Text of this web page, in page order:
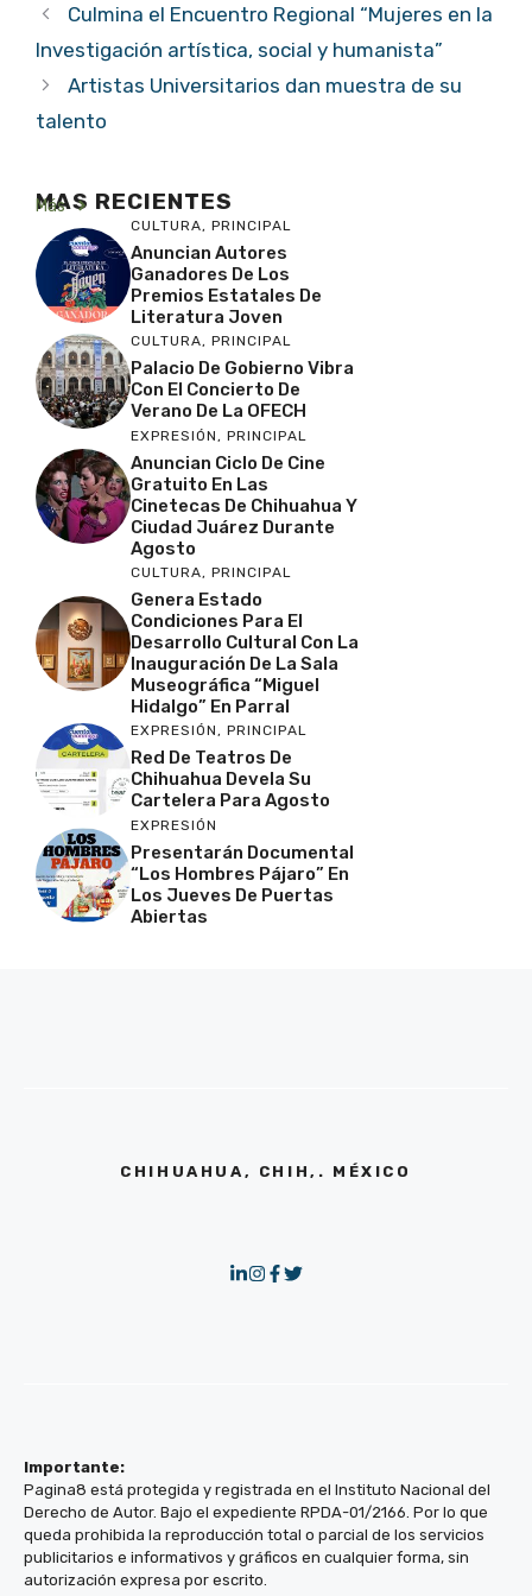
Culmina el Encuentro Regional “Mujeres en la
Investigación artística, social y humanista”
Artistas Universitarios dan muestra de su
talento
MAS RECIENTES
Más
CULTURA, PRINCIPAL
Anuncian Autores
Ganadores De Los
Premios Estatales De
Literatura Joven
CULTURA, PRINCIPAL
Palacio De Gobierno Vibra
Con El Concierto De
Verano De La OFECH
EXPRESIÓN , PRINCIPAL
Anuncian Ciclo De Cine
Gratuito En Las
Cinetecas De Chihuahua Y
Ciudad Juárez Durante
Agosto
CULTURA, PRINCIPAL
Genera Estado
Condiciones Para El
Desarrollo Cultural Con La
Inauguración De La Sala
Museográfica “Miguel
Hidalgo” En Parral
EXPRESIÓN, PRINCIPAL
Red De Teatros De
Chihuahua Devela Su
Cartelera Para Agosto
EXPRESIÓN
Presentarán Documental
“Los Hombres Pájaro” En
Los Jueves De Puertas
Abiertas
CHIHUAHUA, CHIH,. MÉXICO
Importante:
Pagina8 está protegida y registrada en el Instituto Nacional del
Derecho de Autor. Bajo el expediente RPDA-01/2166. Por lo que
queda prohibida la reproducción total o parcial de los servicios
publicitarios e informativos y gráficos en cualquier forma, sin
autorización expresa por escrito.